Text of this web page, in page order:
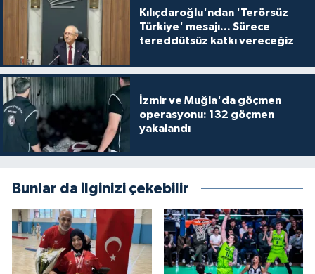
Kılıçdaroğlu'ndan 'Terörsüz
Türkiye' mesajı... Sürece
tereddütsüz katkı vereceğiz
İzmir ve Muğla'da göçmen
operasyonu: 132 göçmen
yakalandı
Bunlar da ilginizi çekebilir